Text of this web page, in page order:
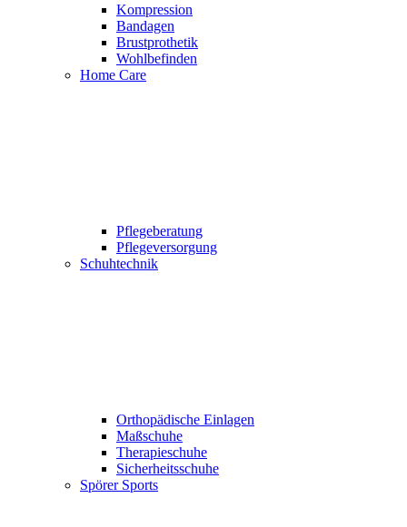
Kompression
Bandagen
Brustprothetik
Wohlbefinden
Home Care
Pflegeberatung
Pflegeversorgung
Schuhtechnik
Orthopädische Einlagen
Maßschuhe
Therapieschuhe
Sicherheitsschuhe
Spörer Sports